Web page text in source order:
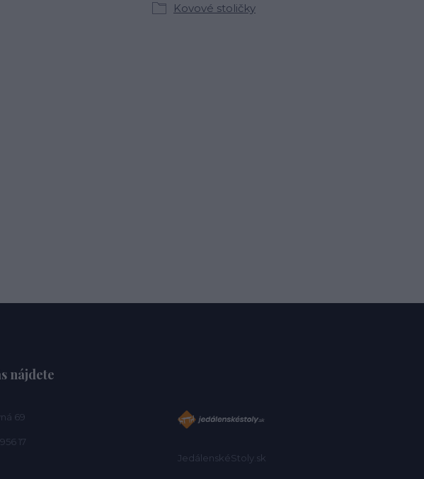
Kovové stoličky
nájdete
69
17
JedálenskéStoly.sk